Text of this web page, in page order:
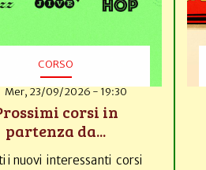
CORSO
Mer, 23/09/2026 - 19:30
corsi in
partenza da...
i nuovi interessanti corsi